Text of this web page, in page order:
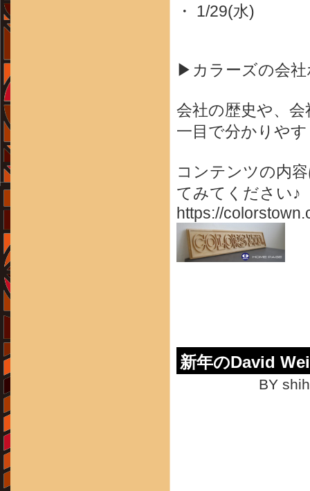
・ 1/29(水)
▶カラーズの会
会社の歴史や、
一目で分かりや
コンテンツの内
てみてください♪
https://
新年のDavid
BY